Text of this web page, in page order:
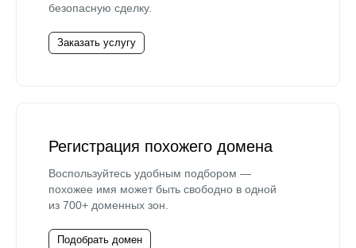
безопасную сделку.
Заказать услугу
Регистрация похожего домена
Воспользуйтесь удобным подбором —
похожее имя может быть свободно в одной
из 700+ доменных зон.
Подобрать домен